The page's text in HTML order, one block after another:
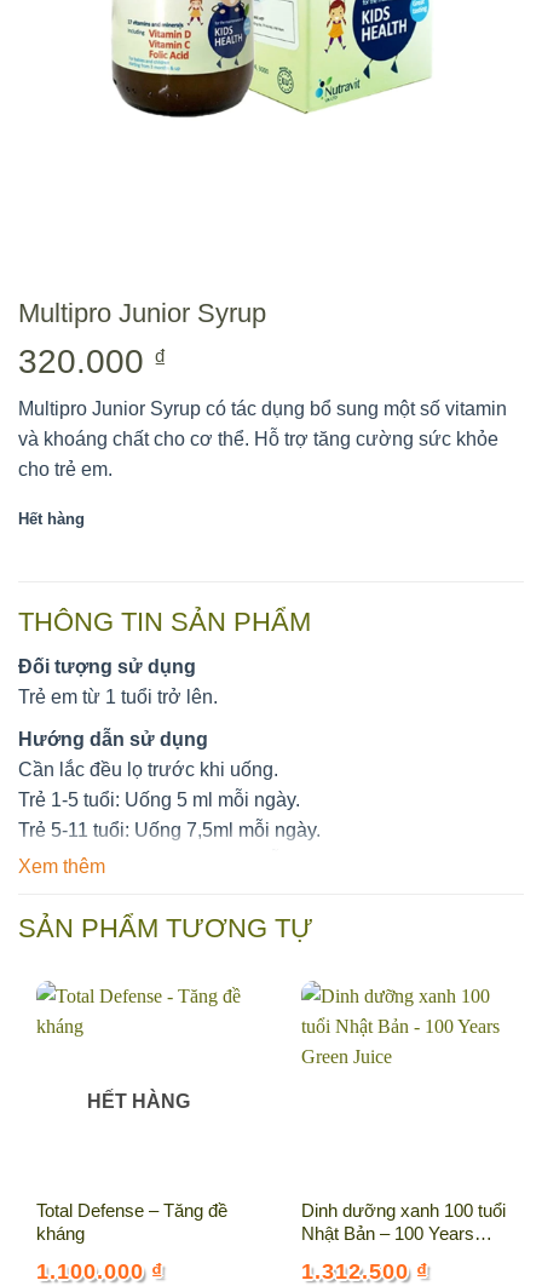
Multipro Junior Syrup
320.000 ₫
Multipro Junior Syrup có tác dụng bổ sung một số vitamin
và khoáng chất cho cơ thể. Hỗ trợ tăng cường sức khỏe
cho trẻ em.
Hết hàng
THÔNG TIN SẢN PHẨM
Đối tượng sử dụng
Trẻ em từ 1 tuổi trở lên.
Hướng dẫn sử dụng
Cần lắc đều lọ trước khi uống.
Trẻ 1-5 tuổi: Uống 5 ml mỗi ngày.
Trẻ 5-11 tuổi: Uống 7,5ml mỗi ngày.
Trẻ trên 11 tuổi: Uống 10ml mỗi ngày
Không dùng cho người mẫn cảm, kiêng kỵ với bất kỳ thành
Phụ nữ mang thai, người đang sử dụng thuốc hỏi ý kiến
của bác sĩ hoặc chuyên gia y tế trước khi dùng.
Không dùng quá liều khuyến cáo hàng ngày.
Thực phẩm chức năng không thay thế chế độ ăn đa dạng
và lối sống lành mạnh.
hưởng đến chất lượng của sản phẩm.
Không dùng cho người bị tiểu đường. Người bị viêm loét
dạ dày tá tràng tham khảo ý kiến của bác sĩ trước khi sử
Xem thêm
SẢN PHẨM TƯƠNG TỰ
HẾT HÀNG
Total Defense – Tăng đề
kháng
1.100.000 ₫
Dinh dưỡng xanh 100 tuổi
Nhật Bản – 100 Years
1.312.500 ₫